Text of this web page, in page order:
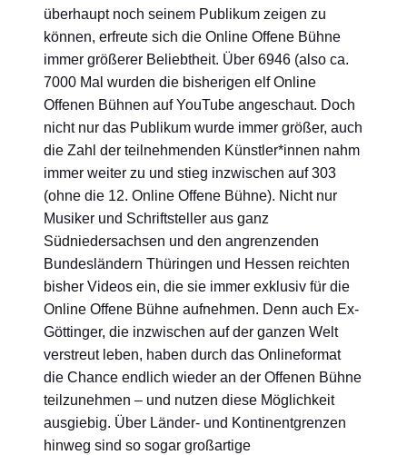
überhaupt noch seinem Publikum zeigen zu
können, erfreute sich die Online Offene Bühne
immer größerer Beliebtheit. Über 6946 (also ca.
7000 Mal wurden die bisherigen elf Online
Offenen Bühnen auf YouTube angeschaut. Doch
nicht nur das Publikum wurde immer größer, auch
die Zahl der teilnehmenden Künstler*innen nahm
immer weiter zu und stieg inzwischen auf 303
(ohne die 12. Online Offene Bühne). Nicht nur
Musiker und Schriftsteller aus ganz
Südniedersachsen und den angrenzenden
Bundesländern Thüringen und Hessen reichten
bisher Videos ein, die sie immer exklusiv für die
Online Offene Bühne aufnehmen. Denn auch Ex-
Göttinger, die inzwischen auf der ganzen Welt
verstreut leben, haben durch das Onlineformat
die Chance endlich wieder an der Offenen Bühne
teilzunehmen – und nutzen diese Möglichkeit
ausgiebig. Über Länder- und Kontinentgrenzen
hinweg sind so sogar großartige